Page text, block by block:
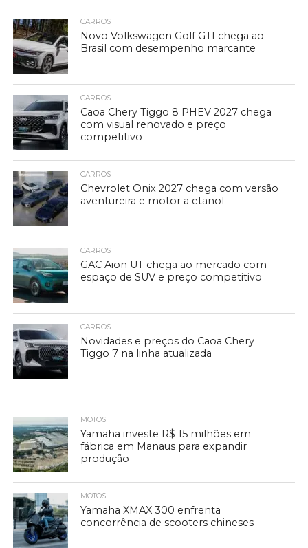
CARROS
Novo Volkswagen Golf GTI chega ao
Brasil com desempenho marcante
CARROS
Caoa Chery Tiggo 8 PHEV 2027 chega
com visual renovado e preço
competitivo
CARROS
Chevrolet Onix 2027 chega com versão
aventureira e motor a etanol
CARROS
GAC Aion UT chega ao mercado com
espaço de SUV e preço competitivo
CARROS
Novidades e preços do Caoa Chery
Tiggo 7 na linha atualizada
MOTOS
Yamaha investe R$ 15 milhões em
fábrica em Manaus para expandir
produção
MOTOS
Yamaha XMAX 300 enfrenta
concorrência de scooters chineses